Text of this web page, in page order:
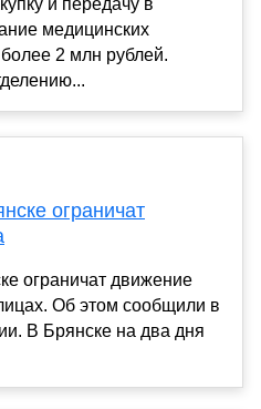
и передачу в
медицинских
2 млн рублей.
ограничат
ограничат движение
Об этом сообщили в
В Брянске на два дня